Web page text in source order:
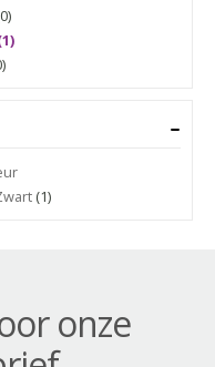
(1)
onze